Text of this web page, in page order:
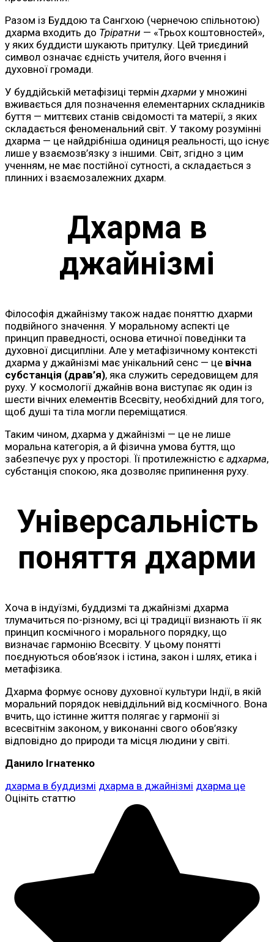
Разом із Буддою та Сангхою (чернечою спільнотою)
дхарма входить до Тріратни — «Трьох коштовностей»,
у яких буддисти шукають притулку. Цей триєдиний
символ означає єдність учителя, його вчення і
духовної громади.
У буддійській метафізиці термін дхарми у множині
вживається для позначення елементарних складників
буття — миттєвих станів свідомості та матерії, з яких
складається феноменальний світ. У такому розумінні
дхарма — це найдрібніша одиниця реальності, що існує
лише у взаємозв’язку з іншими. Світ, згідно з цим
ученням, не має постійної сутності, а складається з
плинних і взаємозалежних дхарм.
Дхарма в
джайнізмі
Філософія джайнізму також надає поняттю дхарми
подвійного значення. У моральному аспекті це
принцип праведності, основа етичної поведінки та
духовної дисципліни. Але у метафізичному контексті
дхарма у джайнізмі має унікальний сенс — це вічна
субстанція (драв’я), яка служить середовищем для
руху. У космології джайнів вона виступає як один із
шести вічних елементів Всесвіту, необхідний для того,
щоб душі та тіла могли переміщатися.
Таким чином, дхарма у джайнізмі — це не лише
моральна категорія, а й фізична умова буття, що
забезпечує рух у просторі. Її протилежністю є адхарма,
субстанція спокою, яка дозволяє припинення руху.
Універсальність
поняття дхарми
Хоча в індуїзмі, буддизмі та джайнізмі дхарма
тлумачиться по-різному, всі ці традиції визнають її як
принцип космічного і морального порядку, що
визначає гармонію Всесвіту. У цьому понятті
поєднуються обов’язок і істина, закон і шлях, етика і
метафізика.
Дхарма формує основу духовної культури Індії, в якій
моральний порядок невіддільний від космічного. Вона
вчить, що істинне життя полягає у гармонії зі
всесвітнім законом, у виконанні свого обов’язку
відповідно до природи та місця людини у світі.
Данило Ігнатенко
дхарма в буддизмі дхарма в джайнізмі дхарма це
Оцініть статтю